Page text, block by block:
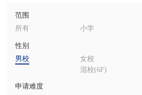
范围
所有
小学
性别
男校
女校
混校(6F)
申请难度